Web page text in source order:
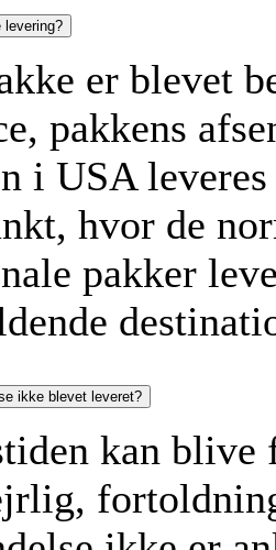
levering?
er blevet
pakkens
i USA
hvor de
pakker
ikke blevet leveret?
kan